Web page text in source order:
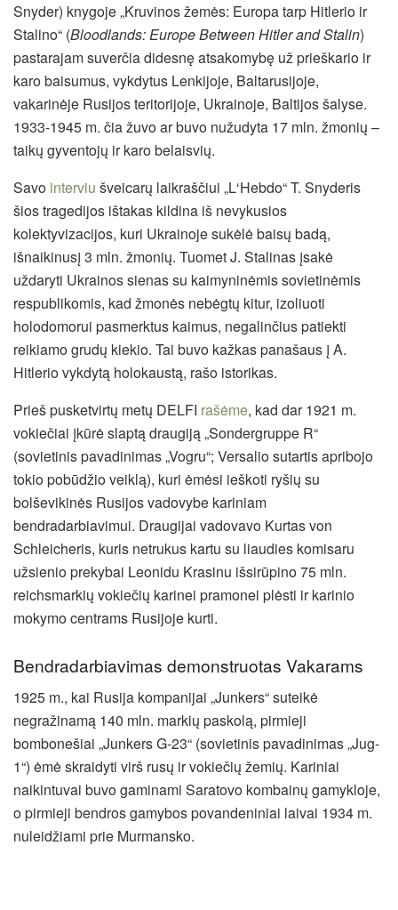
Snyder) knygoje „Kruvinos žemės: Europa tarp Hitlerio ir
Stalino“ (Bloodlands: Europe Between Hitler and Stalin)
pastarajam suverčia didesnę atsakomybę už prieškario ir
karo baisumus, vykdytus Lenkijoje, Baltarusijoje,
vakarinėje Rusijos teritorijoje, Ukrainoje, Baltijos šalyse.
1933-1945 m. čia žuvo ar buvo nužudyta 17 mln. žmonių –
taikų gyventojų ir karo belaisvių.
Savo interviu šveicarų laikraščiui „L‘Hebdo“ T. Snyderis
šios tragedijos ištakas kildina iš nevykusios
kolektyvizacijos, kuri Ukrainoje sukėlė baisų badą,
išnaikinusį 3 mln. žmonių. Tuomet J. Stalinas įsakė
uždaryti Ukrainos sienas su kaimyninėmis sovietinėmis
respublikomis, kad žmonės nebėgtų kitur, izoliuoti
holodomorui pasmerktus kaimus, negalinčius patiekti
reikiamo grudų kiekio. Tai buvo kažkas panašaus į A.
Hitlerio vykdytą holokaustą, rašo istorikas.
Prieš pusketvirtų metų DELFI rašėme, kad dar 1921 m.
vokiečiai įkūrė slaptą draugiją „Sondergruppe R“
(sovietinis pavadinimas „Vogru“; Versalio sutartis apribojo
tokio pobūdžio veiklą), kuri ėmėsi ieškoti ryšių su
bolševikinės Rusijos vadovybe kariniam
bendradarbiavimui. Draugijai vadovavo Kurtas von
Schleicheris, kuris netrukus kartu su liaudies komisaru
užsienio prekybai Leonidu Krasinu išsirūpino 75 mln.
reichsmarkių vokiečių karinei pramonei plėsti ir karinio
mokymo centrams Rusijoje kurti.
Bendradarbiavimas demonstruotas Vakarams
1925 m., kai Rusija kompanijai „Junkers“ suteikė
negražinamą 140 mln. markių paskolą, pirmieji
bombonešiai „Junkers G-23“ (sovietinis pavadinimas „Jug-
1“) ėmė skraidyti virš rusų ir vokiečių žemių. Kariniai
naikintuvai buvo gaminami Saratovo kombainų gamykloje,
o pirmieji bendros gamybos povandeniniai laivai 1934 m.
nuleidžiami prie Murmansko.